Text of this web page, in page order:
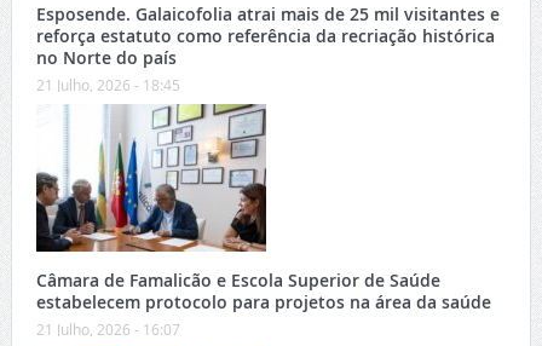
Esposende. Galaicofolia atrai mais de 25 mil visitantes e
reforça estatuto como referência da recriação histórica
no Norte do país
21 Julho, 2026 - 18:45
Câmara de Famalicão e Escola Superior de Saúde
estabelecem protocolo para projetos na área da saúde
21 Julho, 2026 - 16:07